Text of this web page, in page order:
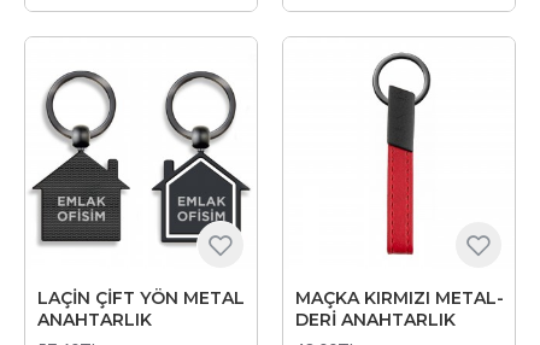
LAÇİN ÇİFT YÖN METAL
ANAHTARLIK
MAÇKA KIRMIZI METAL-
DERİ ANAHTARLIK